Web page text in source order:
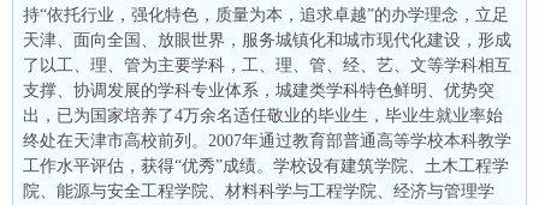
持“依托行业，强化特色，质量为本，追求卓越”的办学理念，立足
天津、面向全国、放眼世界，服务城镇化和城市现代化建设，形成
了以工、理、管为主要学科，工、理、管、经、艺、文等学科相互
支撑、协调发展的学科专业体系，城建类学科特色鲜明、优势突
出，已为国家培养了4万余名适任敬业的毕业生，毕业生就业率始
终处在天津市高校前列。2007年通过教育部普通高等学校本科教学
工作水平评估，获得“优秀”成绩。学校设有建筑学院、土木工程学
院、能源与安全工程学院、材料科学与工程学院、经济与管理学